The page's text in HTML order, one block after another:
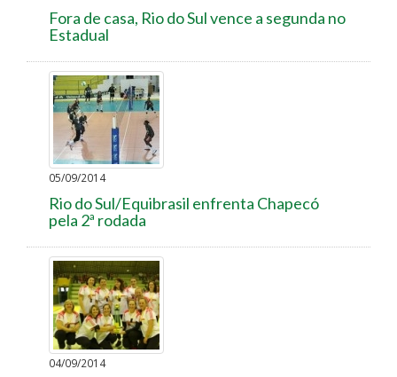
Fora de casa, Rio do Sul vence a segunda no
Estadual
05/09/2014
Rio do Sul/Equibrasil enfrenta Chapecó
pela 2ª rodada
04/09/2014